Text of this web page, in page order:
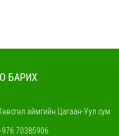
БАРИХ
аймгийн Цагаан-Уул сум
70385906